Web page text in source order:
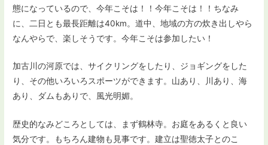
態になっているので、今年こそは！！今年こそは！！ちなみ
に、二日とも最長距離は40km。道中、地域の方の炊き出しやら
なんやらで、楽しそうです。今年こそは参加したい！
加古川の河原では、サイクリングをしたり、ジョギングをした
り、その他いろいろスポーツができます。山あり、川あり、海
あり、ダムもありで、風光明媚。
歴史的なみどころとしては、まず鶴林寺。お庭をあるくと良い
気分です。もちろん建物も見事です。建立は聖徳太子とのこ